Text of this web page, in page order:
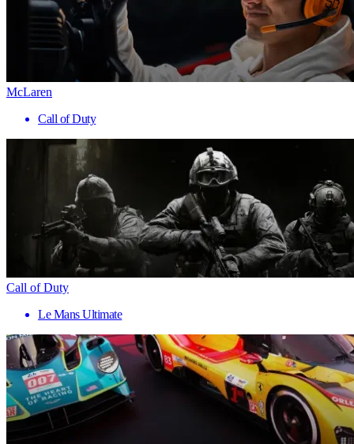
McLaren
Call of Duty
Call of Duty
Le Mans Ultimate